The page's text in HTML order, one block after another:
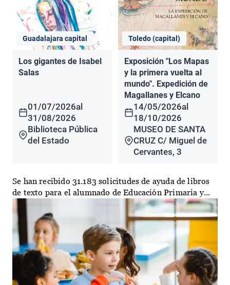
Guadalajara capital
Los gigantes de Isabel
Salas
01/07/2026al
31/08/2026
Biblioteca Pública
del Estado
Toledo (capital)
Exposición "Los Mapas
y la primera vuelta al
mundo". Expedición de
Magallanes y Elcano
14/05/2026al
18/10/2026
MUSEO DE SANTA
CRUZ C/ Miguel de
Cervantes, 3
Se han recibido 31.183 solicitudes de ayuda de libros
de texto para el alumnado de Educación Primaria y...